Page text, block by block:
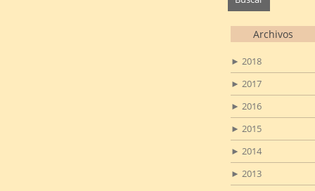
Archivos
► 2018
► 2017
► 2016
► 2015
► 2014
► 2013